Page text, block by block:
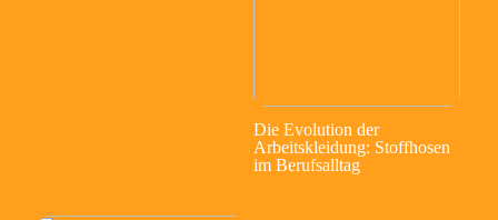
Die Evolution der
Arbeitskleidung: Stoffhosen
im Berufsalltag